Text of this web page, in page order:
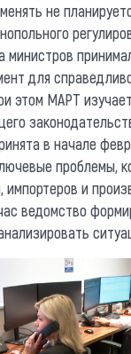
не
министров
для
этом МАРТ
в начале
проблемы,
импортеров и
ведомство